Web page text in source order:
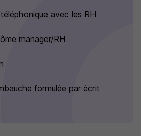
avec les RH
manager/RH
formulée par écrit